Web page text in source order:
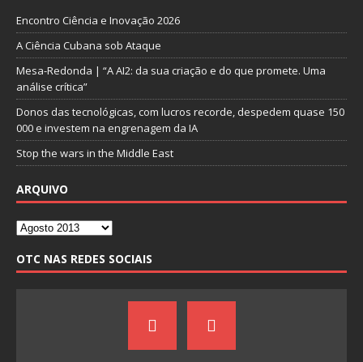
Encontro Ciência e Inovação 2026
A Ciência Cubana sob Ataque
Mesa-Redonda | “A AI2: da sua criação e do que promete. Uma
análise crítica”
Donos das tecnológicas, com lucros recorde, despedem quase 150
000 e investem na engrenagem da IA
Stop the wars in the Middle East
ARQUIVO
OTC NAS REDES SOCIAIS